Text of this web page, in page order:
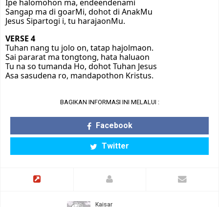
Ipe halomohon ma, endeendenami
Sangap ma di goarMi, dohot di AnakMu
Jesus Sipartogi i, tu harajaonMu.
VERSE 4
Tuhan nang tu jolo on, tatap hajolmaon.
Sai pararat ma tongtong, hata haluaon
Tu na so tumanda Ho, dohot Tuhan Jesus
Asa sasudena ro, mandapothon Kristus.
BAGIKAN INFORMASI INI MELALUI :
Facebook
Twitter